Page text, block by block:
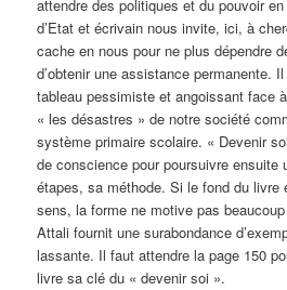
attendre des politiques et du pouvoir
d’Etat et écrivain nous invite, ici, à
cache en nous pour ne plus dépendre
d’obtenir une assistance permanente.
tableau pessimiste et angoissant face
« les désastres » de notre société
système primaire scolaire. « Devenir
de conscience pour poursuivre ensuite
étapes, sa méthode. Si le fond du livre
sens, la forme ne motive pas
Attali fournit une surabondance
lassante. Il faut attendre la page 150
livre sa clé du « devenir soi ».